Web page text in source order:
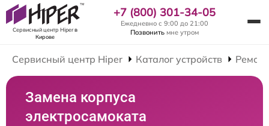
Сервисный центр Hiperв
Кирове
+7 (800) 301-34-05
Ежедневно с 9:00 до 21:00
Позвонить мне утром
Сервисный центр Hiper Каталог устройств
Замена корпуса
электросамоката